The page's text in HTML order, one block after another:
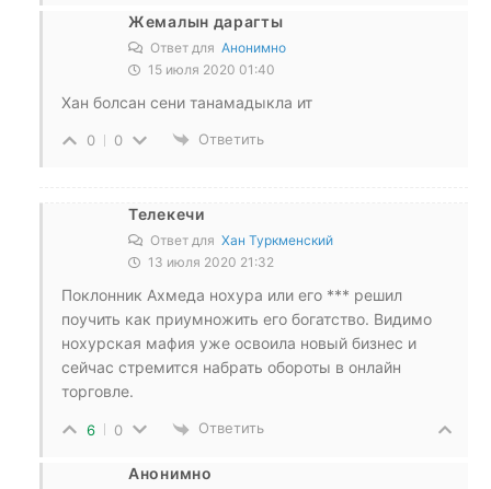
Жемалын дарагты
Ответ для Анонимно
15 июля 2020 01:40
Хан болсан сени танамадыкла ит
0 0 Ответить
Телекечи
Ответ для Хан Туркменский
13 июля 2020 21:32
Поклонник Ахмеда нохура или его *** решил
поучить как приумножить его богатство. Видимо
нохурская мафия уже освоила новый бизнес и
сейчас стремится набрать обороты в онлайн
торговле.
6 0 Ответить
Анонимно